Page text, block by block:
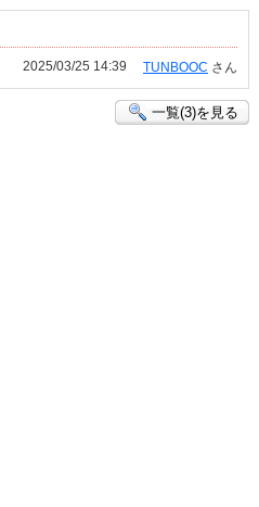
TUNBOOC さん
2025/03/25 14:39
一覧(3)を見る